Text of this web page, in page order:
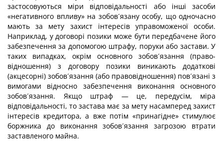
застосовуються міри відповідальності або інші засоби
«негативного впливу» на зобов´язану особу, що одночасно
мають за мету захист інтересів управоможеної особи.
Наприклад, у договорі позики може бути передбачене його
забезпечення за допомогою штрафу, поруки або застави. У
таких випадках, окрім основного зобов´язання (право-
відношення) з договору позики виникають додаткові
(акцесорні) зобов´язання (або правовідношення) пов´язані з
вимогами відносно забезпечення виконання основного
зобов´язання. Якщо штраф — це, передусім, міра
відповідальності, то застава має за мету насамперед захист
інтересів кредитора, а вже потім «принагідне» стимулює
боржника до виконання зобов´язання загрозою втрати
заставленого майна.